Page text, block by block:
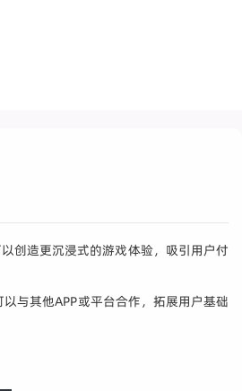
创造更沉浸式的游戏体验，吸引用户付
与其他APP或平台合作，拓展用户基础